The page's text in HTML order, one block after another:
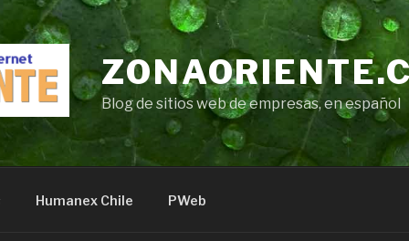
Blog de sitios web de empresas, en español
Humanex Chile PWeb